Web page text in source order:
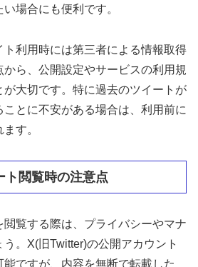
場合にも便利です。
ト利用時には第三者による情報取得
ら、公開設定やサービスの利用規
大切です。特に過去のツイートが
とに不安がある場合は、利用前に
す。
ト閲覧時の注意点
覧する際は、プライバシーやマナ
。X(旧Twitter)の公開アカウント
ですが、内容を無断で転載した